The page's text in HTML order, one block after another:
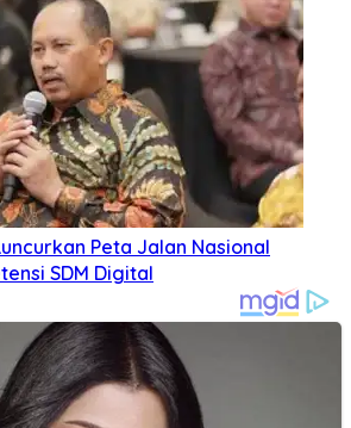
Peta Jalan Nasional
SDM Digital